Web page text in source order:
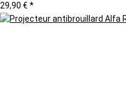
29,90 € *